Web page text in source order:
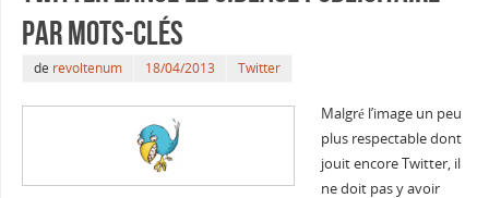
par mots-clés
de revoltenum 18/04/2013 Twitter
Malgré l’image un peu
plus respectable dont
jouit encore Twitter, il
ne doit pas y avoir